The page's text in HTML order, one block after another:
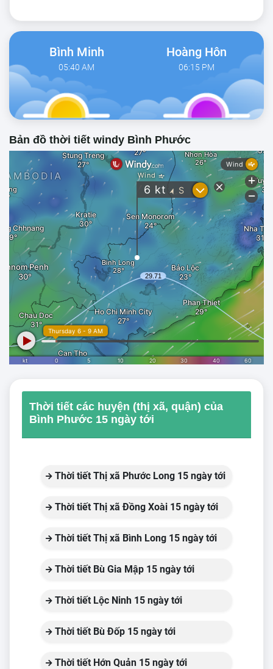
Bình Minh
05:40 AM
Hoàng Hôn
06:15 PM
Bản đồ thời tiết windy Bình Phước
Thời tiết các huyện (thị xã, quận) của
Bình Phước 15 ngày tới
Thời tiết Thị xã Phước Long 15 ngày tới
Thời tiết Thị xã Đồng Xoài 15 ngày tới
Thời tiết Thị xã Bình Long 15 ngày tới
Thời tiết Bù Gia Mập 15 ngày tới
Thời tiết Lộc Ninh 15 ngày tới
Thời tiết Bù Đốp 15 ngày tới
Thời tiết Hớn Quản 15 ngày tới